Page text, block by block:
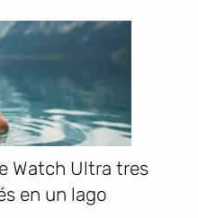
Watch Ultra tres
en un lago